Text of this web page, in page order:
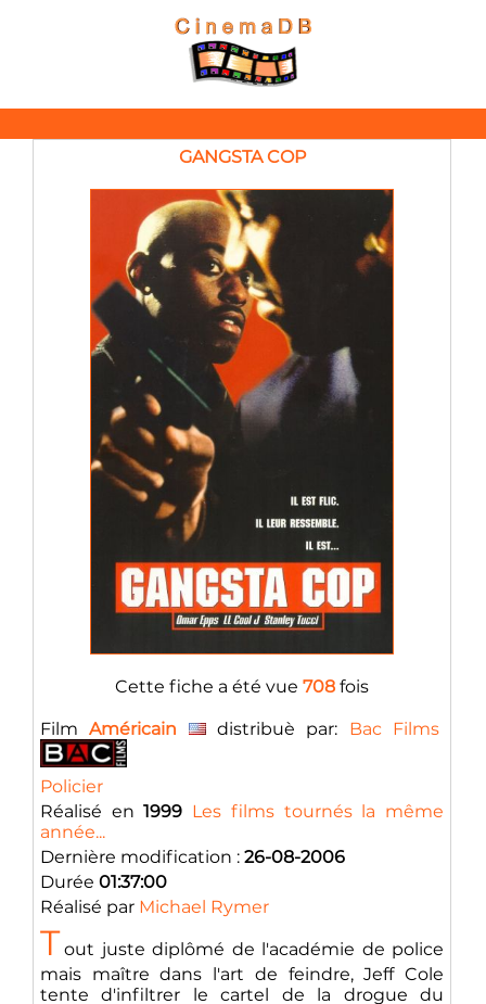
GANGSTA COP
Cette fiche a été vue 708 fois
FilmAméricain distribuè par: Bac Films
Policier
Réalisé en1999 Les films tournés la même
année...
Dernière modification : 26-08-2006
Durée 01:37:00
Réalisé par Michael Rymer
T out juste diplômé de l'académie de police
mais maître dans l'art de feindre, Jeff Cole
tente d'infiltrer le cartel de la drogue du